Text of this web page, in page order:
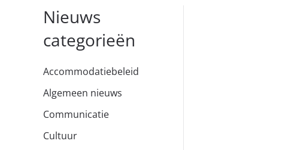
Nieuws
categorieën
Accommodatiebeleid
Algemeen nieuws
Communicatie
Cultuur